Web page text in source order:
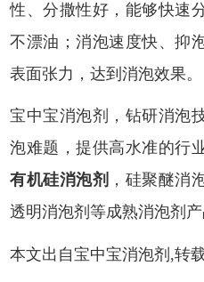
性、分撒性好，能够快速
不漂油；消泡速度快、抑
表面张力，达到消泡效果。
宝中宝消泡剂，钻研消泡
泡难题，提供高水准的行
有机硅消泡剂 ，硅聚醚消
透明消泡剂等成熟消泡剂产
本文出自宝中宝消泡剂,转